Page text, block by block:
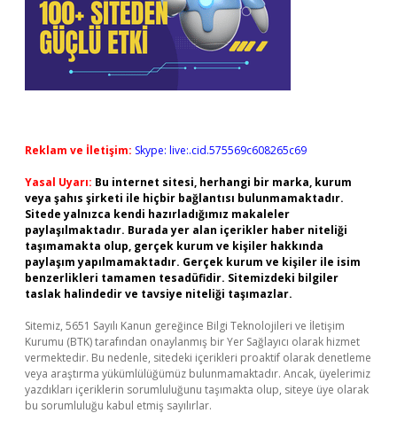
Reklam ve İletişim: Skype: live:.cid.575569c608265c69
Yasal Uyarı: Bu internet sitesi, herhangi bir marka, kurum
veya şahıs şirketi ile hiçbir bağlantısı bulunmamaktadır.
Sitede yalnızca kendi hazırladığımız makaleler
paylaşılmaktadır. Burada yer alan içerikler haber niteliği
taşımamakta olup, gerçek kurum ve kişiler hakkında
paylaşım yapılmamaktadır. Gerçek kurum ve kişiler ile isim
benzerlikleri tamamen tesadüfidir. Sitemizdeki bilgiler
taslak halindedir ve tavsiye niteliği taşımazlar.
Sitemiz, 5651 Sayılı Kanun gereğince Bilgi Teknolojileri ve İletişim
Kurumu (BTK) tarafından onaylanmış bir Yer Sağlayıcı olarak hizmet
vermektedir. Bu nedenle, sitedeki içerikleri proaktif olarak denetleme
veya araştırma yükümlülüğümüz bulunmamaktadır. Ancak, üyelerimiz
yazdıkları içeriklerin sorumluluğunu taşımakta olup, siteye üye olarak
bu sorumluluğu kabul etmiş sayılırlar.